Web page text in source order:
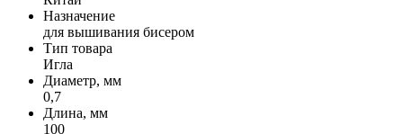
Назначение
для вышивания бисером
Тип товара
Игла
Диаметр, мм
0,7
Длина, мм
100